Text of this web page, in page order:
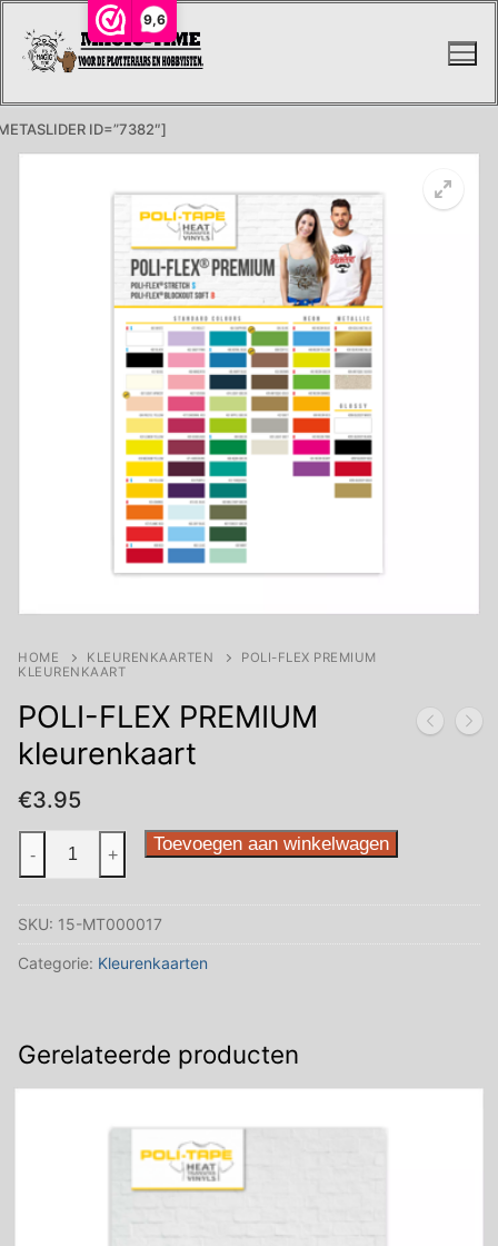
9,6
naar
ID=”7382″]
HOME KLEURENKAARTEN
POLI-FLEX PREMIUM
KLEURENKAART
POLI-FLEX PREMIUM
kleurenkaart
€3.95
FLEX
kleurenkaart
aantal
- + Toevoegen aan winkelwagen
SKU: 15-MT000017
Categorie: Kleurenkaarten
Gerelateerde producten